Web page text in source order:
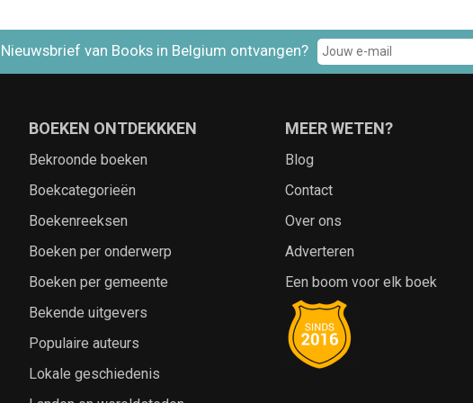
Nieuwsbrief van Books in Belgium ontvangen?
BOEKEN ONTDEKKKEN
Bekroonde boeken
Boekcategorieën
Boekenreeksen
Boeken per onderwerp
Boeken per gemeente
Bekende uitgevers
Populaire auteurs
Lokale geschiedenis
MEER WETEN?
Blog
Contact
Over ons
Adverteren
Een boom voor elk boek